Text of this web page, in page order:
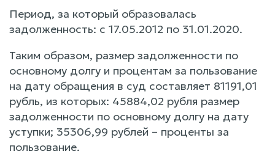
Период, за который образовалась
задолженность: с 17.05.2012 по 31.01.2020.
Таким образом, размер задолженности по
основному долгу и процентам за пользование
на дату обращения в суд составляет 81191,01
рубль, из которых: 45884,02 рубля размер
задолженности по основному долгу на дату
уступки; 35306,99 рублей – проценты за
пользование.